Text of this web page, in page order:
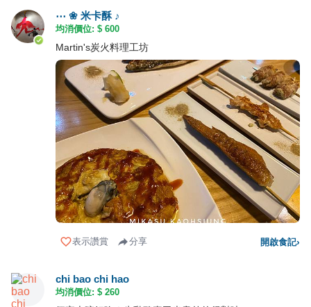
⋯ ❀ 米卡酥 ♪
均消價位: $ 600
Martin's炭火料理工坊
表示讚賞 分享 開啟食記›
chi bao chi hao
均消價位: $ 260